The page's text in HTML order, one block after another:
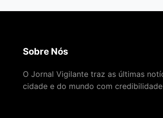
Sobre Nós
O Jornal Vigilante traz as últimas
cidade e do mundo com